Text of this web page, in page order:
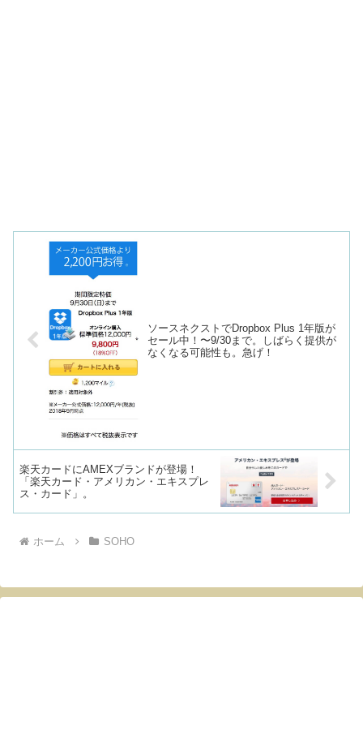
ソースネクストでDropbox Plus 1年版が
セール中！〜9/30まで。しばらく提供が
なくなる可能性も。急げ！
楽天カードにAMEXブランドが登場！
「楽天カード・アメリカン・エキスプレ
ス・カード」。
ホーム SOHO